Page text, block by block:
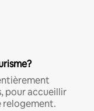
pour accueillir
relogement.